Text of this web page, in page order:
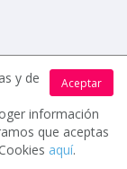
5 / 5 otorgada
Aceptar
y de
información
que aceptas
aquí.